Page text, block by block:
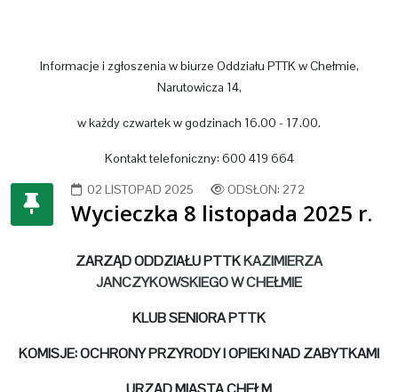
Informacje i zgłoszenia w biurze Oddziału PTTK w Chełmie,
Narutowicza 14,
w każdy czwartek w godzinach 16.00 - 17.00.
Kontakt telefoniczny: 600 419 664
02 LISTOPAD 2025
ODSŁON: 272
Wycieczka 8 listopada 2025 r.
ZARZĄD ODDZIAŁU PTTKKAZIMIERZA
JANCZYKOWSKIEGO W CHEŁMIE
KLUB SENIORA PTTK
KOMISJE: OCHRONY PRZYRODY I OPIEKI NAD ZABYTKAMI